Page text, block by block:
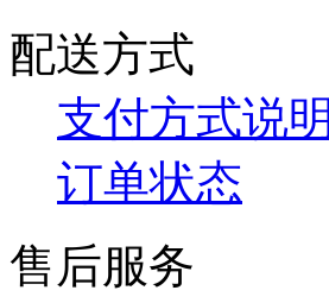
配送方式
支付方式说明
订单状态
售后服务